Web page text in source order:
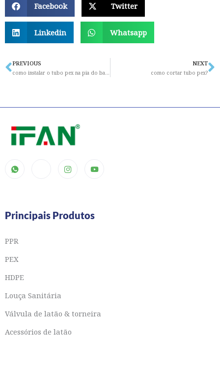
Facebook Twitter
Linkedin Whatsapp
Prev
PREVIOUS
como instalar o tubo pex na pia do banheiro?
NEXT
como cortar tubo pex?
Principais Produtos
PPR
PEX
HDPE
Louça Sanitária
Válvula de latão & torneira
Acessórios de latão